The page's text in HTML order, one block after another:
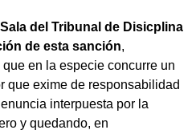
del Tribunal de Disicplina
de esta sanción,
en la especie concurre un
que exime de responsabilidad
interpuesta por la
y quedando, en